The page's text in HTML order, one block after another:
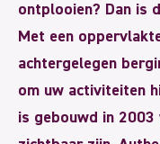
ontplooien? Dan is
Met een
achtergelegen
om uw activiteiten
is gebouwd in